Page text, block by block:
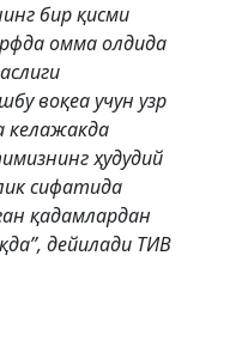
бир қисми
омма олдида
воқеа учун узр
келажакда
ҳудудий
сифатида
қадамлардан
дейилади ТИВ